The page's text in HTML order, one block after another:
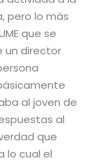
pero lo más
que se
un director
al joven de
al
que
lo cual el